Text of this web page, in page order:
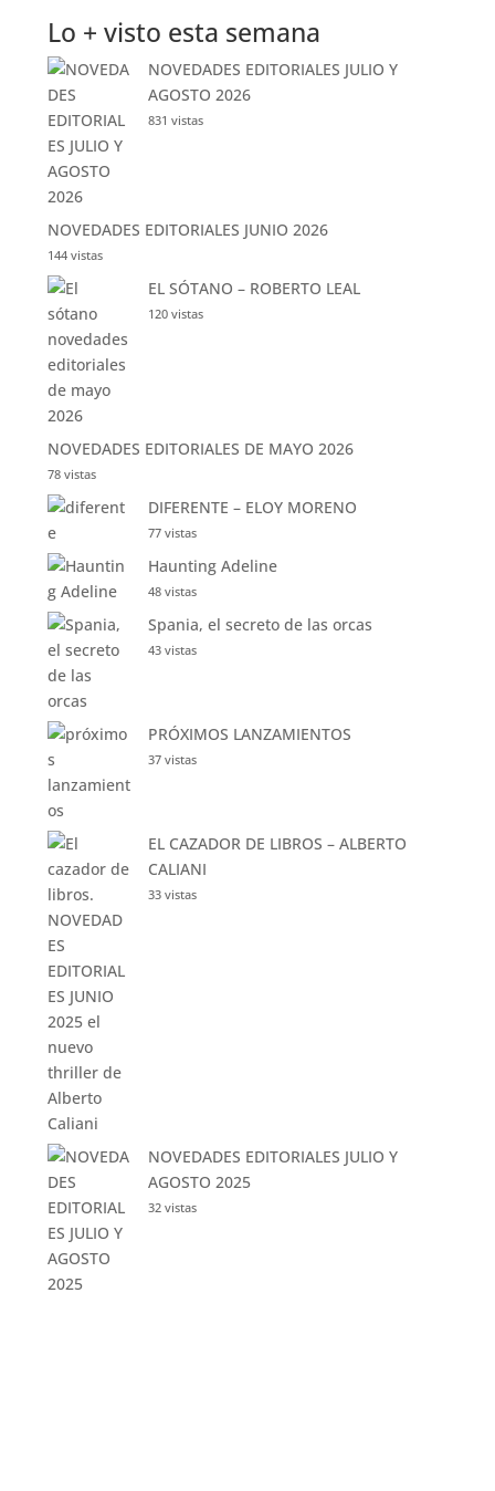
Lo + visto esta semana
NOVEDADES EDITORIALES JULIO Y
AGOSTO 2026
831 vistas
NOVEDADES EDITORIALES JUNIO 2026
144 vistas
EL SÓTANO – ROBERTO LEAL
120 vistas
NOVEDADES EDITORIALES DE MAYO 2026
78 vistas
DIFERENTE – ELOY MORENO
77 vistas
Haunting Adeline
48 vistas
Spania, el secreto de las orcas
43 vistas
PRÓXIMOS LANZAMIENTOS
37 vistas
EL CAZADOR DE LIBROS – ALBERTO
CALIANI
33 vistas
NOVEDADES EDITORIALES JULIO Y
AGOSTO 2025
32 vistas